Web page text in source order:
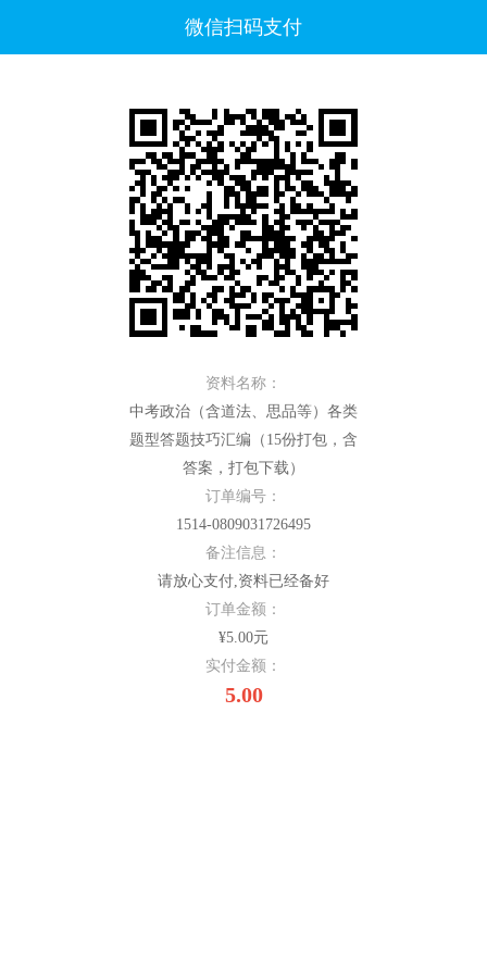
微信扫码支付
资料名称：
中考政治（含道法、思品等）各类
题型答题技巧汇编（15份打包，含
答案，打包下载）
订单编号：
1514-0809031726495
备注信息：
请放心支付,资料已经备好
订单金额：
¥5.00元
实付金额：
5.00